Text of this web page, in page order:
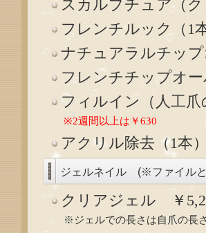
スカルプチュア（
フレンチルック（1
ナチュアラルチッ
フレンチチップオ
フィルイン（人工
※2週間以上は￥630
アクリル除去（1本
ジェルネイル (※ファイル
クリアジェル ￥
※ジェルでの長さは自爪の長